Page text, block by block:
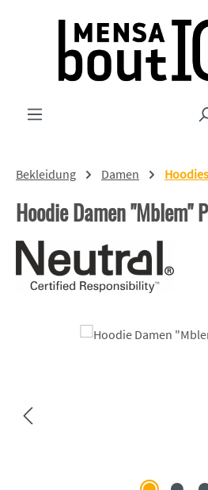
Zum Hauptinhalt springen
Bekleidung Damen Hoodies
Hoodie Damen "Mblem"
Bildergalerie überspringen